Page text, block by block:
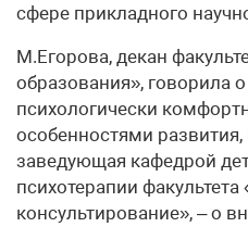
сфере прикладного
М.Егорова, декан
образования», говорила
психологически
особенностями
заведующая кафедрой
психотерапии
консультирование», – о